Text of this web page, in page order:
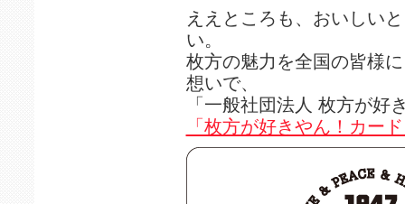
ええところも、おいしい
い。
枚方の魅力を全国の皆様
想いで、
「一般社団法人 枚方が好
「枚方が好きやん！カー